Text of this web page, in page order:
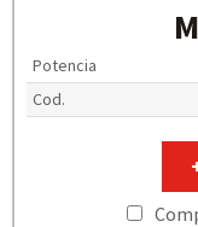
Potencia
Cod.